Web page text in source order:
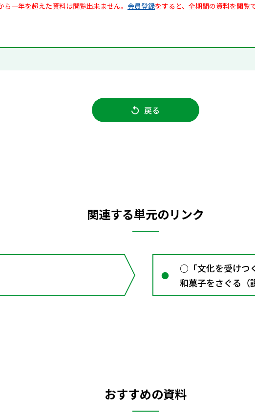
一年を超えた資料は閲覧出来ません。 会員登録をすると、全期間の資料を閲覧
戻る
関連する単元のリンク
○「文化を受けつ
和菓子をさぐる
図表
おすすめの資料